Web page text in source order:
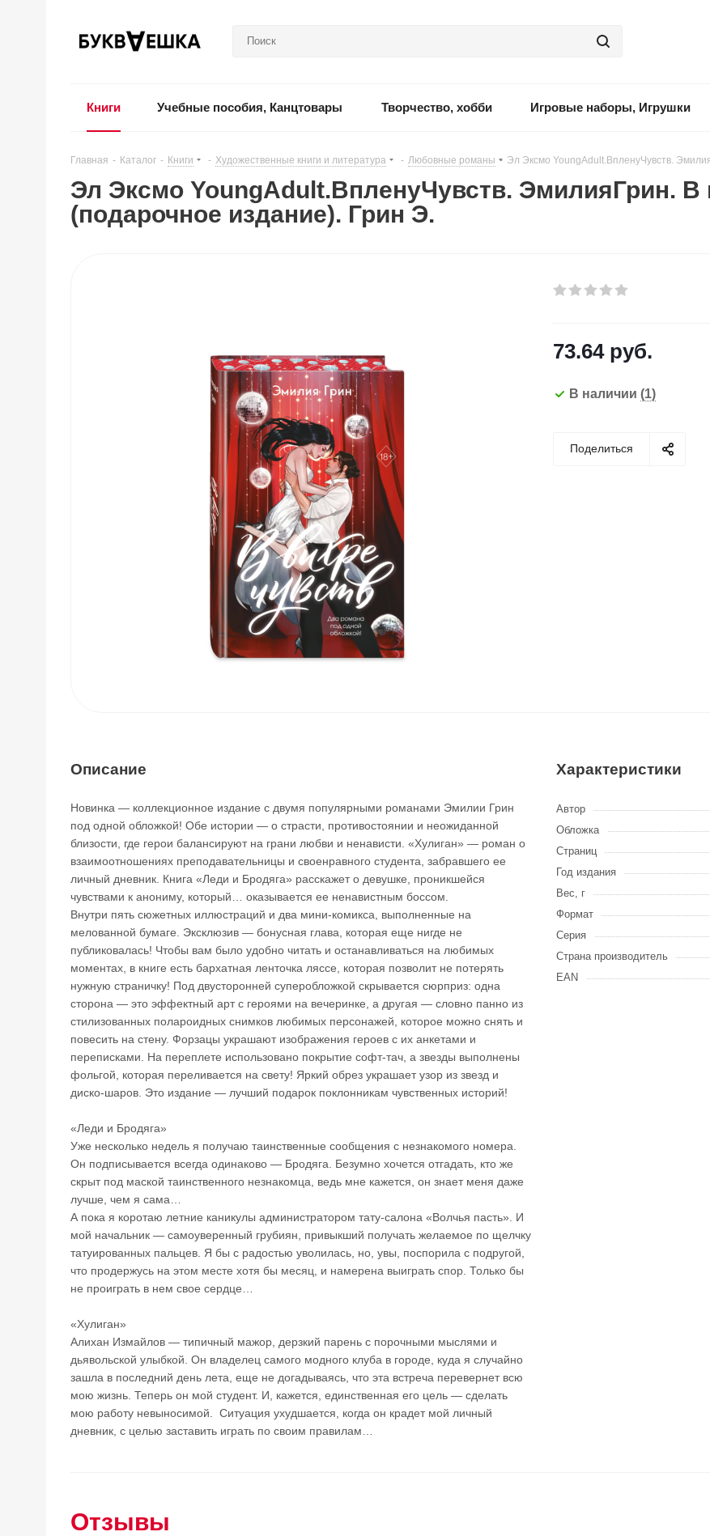
Книги Учебные пособия, Канцтовары Творчество, хобби Игровые наборы, Игрушки
Главная - Каталог - Книги - Художественные книги и литература - Любовные романы - Эл Эксмо YoungAdult.ВпленуЧувств.
Эл Эксмо YoungAdult.ВпленуЧувств. ЭмилияГрин. В
(подарочное издание). Грин Э.
73.64руб.
В наличии (1)
Поделиться
Описание
Новинка — коллекционное издание с двумя популярными романами Эмилии Грин
под одной обложкой! Обе истории — о страсти, противостоянии и неожиданной
близости, где герои балансируют на грани любви и ненависти. «Хулиган» — роман о
взаимоотношениях преподавательницы и своенравного студента, забравшего ее
личный дневник. Книга «Леди и Бродяга» расскажет о девушке, проникшейся
чувствами к анониму, который… оказывается ее ненавистным боссом.
Внутри пять сюжетных иллюстраций и два мини-комикса, выполненные на
мелованной бумаге. Эксклюзив — бонусная глава, которая еще нигде не
публиковалась! Чтобы вам было удобно читать и останавливаться на любимых
моментах, в книге есть бархатная ленточка ляссе, которая позволит не потерять
нужную страничку! Под двусторонней суперобложкой скрывается сюрприз: одна
сторона — это эффектный арт с героями на вечеринке, а другая — словно панно из
стилизованных полароидных снимков любимых персонажей, которое можно снять и
повесить на стену. Форзацы украшают изображения героев с их анкетами и
переписками. На переплете использовано покрытие софт-тач, а звезды выполнены
фольгой, которая переливается на свету! Яркий обрез украшает узор из звезд и
диско-шаров. Это издание — лучший подарок поклонникам чувственных историй!
«Леди и Бродяга»
Уже несколько недель я получаю таинственные сообщения с незнакомого номера.
Он подписывается всегда одинаково — Бродяга. Безумно хочется отгадать, кто же
скрыт под маской таинственного незнакомца, ведь мне кажется, он знает меня даже
лучше, чем я сама…
А пока я коротаю летние каникулы администратором тату-салона «Волчья пасть». И
мой начальник — самоуверенный грубиян, привыкший получать желаемое по щелчку
татуированных пальцев. Я бы с радостью уволилась, но, увы, поспорила с подругой,
что продержусь на этом месте хотя бы месяц, и намерена выиграть спор. Только бы
не проиграть в нем свое сердце…
«Хулиган»
Алихан Измайлов — типичный мажор, дерзкий парень с порочными мыслями и
дьявольской улыбкой. Он владелец самого модного клуба в городе, куда я случайно
зашла в последний день лета, еще не догадываясь, что эта встреча перевернет всю
мою жизнь. Теперь он мой студент. И, кажется, единственная его цель — сделать
мою работу невыносимой. Ситуация ухудшается, когда он крадет мой личный
дневник, с целью заставить играть по своим правилам…
Характеристики
Автор
Обложка
Страниц
Год издания
Вес, г
Формат
Серия
Страна производитель
EAN
Отзывы